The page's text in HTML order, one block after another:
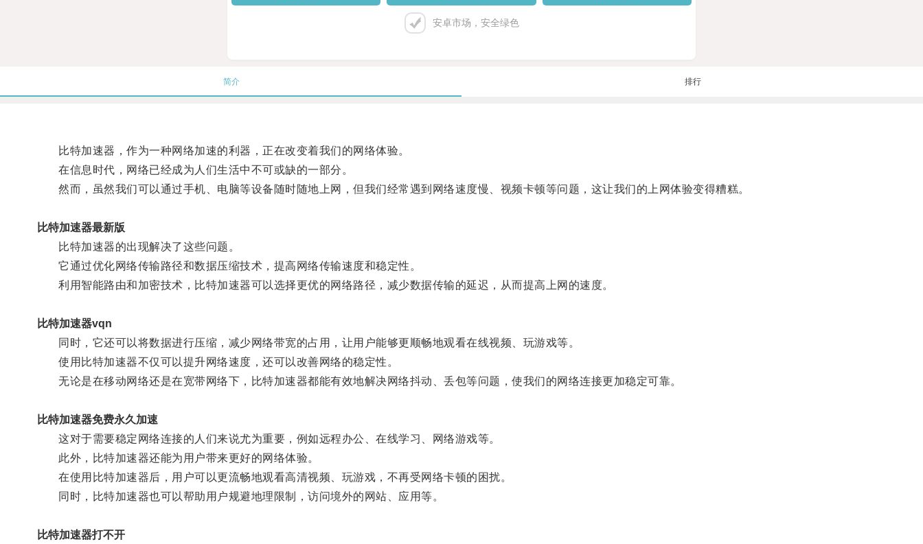
安卓市场，安全绿色
简介 排行
比特加速器，作为一种网络加速的利器，正在改变着我们的网络体验。
在信息时代，网络已经成为人们生活中不可或缺的一部分。
然而，虽然我们可以通过手机、电脑等设备随时随地上网，但我们经常遇到网络速度慢、视频卡顿等问题，这让我们的上网体验变得糟糕。
比特加速器最新版
比特加速器的出现解决了这些问题。
它通过优化网络传输路径和数据压缩技术，提高网络传输速度和稳定性。
利用智能路由和加密技术，比特加速器可以选择更优的网络路径，减少数据传输的延迟，从而提高上网的速度。
比特加速器vqn
同时，它还可以将数据进行压缩，减少网络带宽的占用，让用户能够更顺畅地观看在线视频、玩游戏等。
使用比特加速器不仅可以提升网络速度，还可以改善网络的稳定性。
无论是在移动网络还是在宽带网络下，比特加速器都能有效地解决网络抖动、丢包等问题，使我们的网络连接更加稳定可靠。
比特加速器免费永久加速
这对于需要稳定网络连接的人们来说尤为重要，例如远程办公、在线学习、网络游戏等。
此外，比特加速器还能为用户带来更好的网络体验。
在使用比特加速器后，用户可以更流畅地观看高清视频、玩游戏，不再受网络卡顿的困扰。
同时，比特加速器也可以帮助用户规避地理限制，访问境外的网站、应用等。
比特加速器打不开